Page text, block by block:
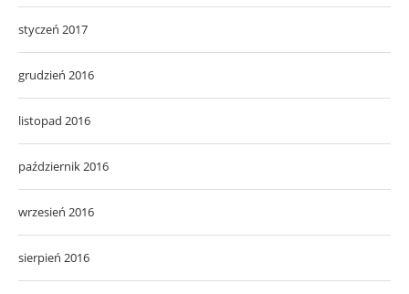
styczeń 2017
grudzień 2016
listopad 2016
październik 2016
wrzesień 2016
sierpień 2016